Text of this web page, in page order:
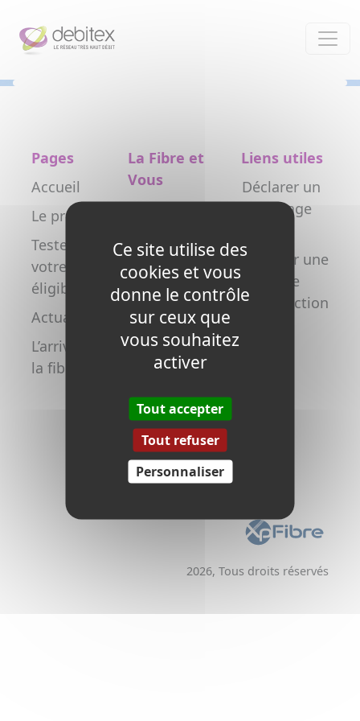
Pages
Accueil
Le projet
Testez
votre
éligibilité
Actualités
L’arrivée de
la fibre
La Fibre et
Vous
Particulier
Collectivité
Opérateur
Copropriétés
/ syndics
Promoteurs /
Aménageurs
Liens utiles
Déclarer un
dommage
Déclarer une
nouvelle
construction
2026, Tous droits réservés
Ce site utilise des
cookies et vous
donne le contrôle
sur ceux que
vous souhaitez
activer
Tout accepter
Tout refuser
Personnaliser